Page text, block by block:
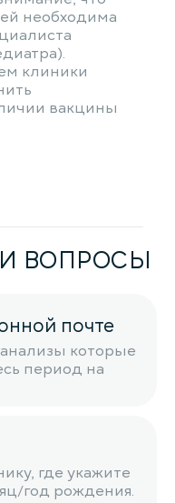
необходима
клиники
вакцины
ВОПРОСЫ
почте
которые
период на
где укажите
год рождения.